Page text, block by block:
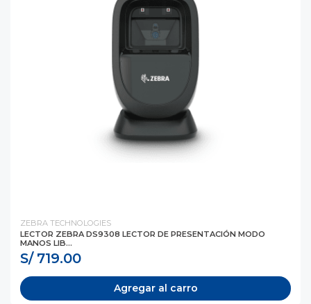
ZEBRA TECHNOLOGIES
LECTOR ZEBRA DS9308 LECTOR DE PRESENTACIÓN MODO
MANOS LIB...
S/ 719.00
Agregar al carro